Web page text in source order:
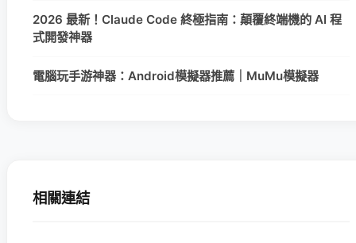
2026 最新！Claude Code 終極指南：顛覆終端機的 AI 程
式開發神器
電腦玩手游神器：Android模擬器推薦｜MuMu模擬器
相關連結